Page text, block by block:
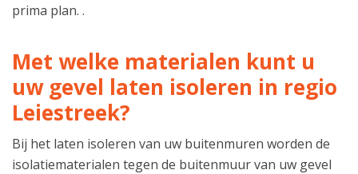
prima plan. .
Met welke materialen kunt u
uw gevel laten isoleren in regio
Leiestreek?
Bij het laten isoleren van uw buitenmuren worden de
isolatiematerialen tegen de buitenmuur van uw gevel